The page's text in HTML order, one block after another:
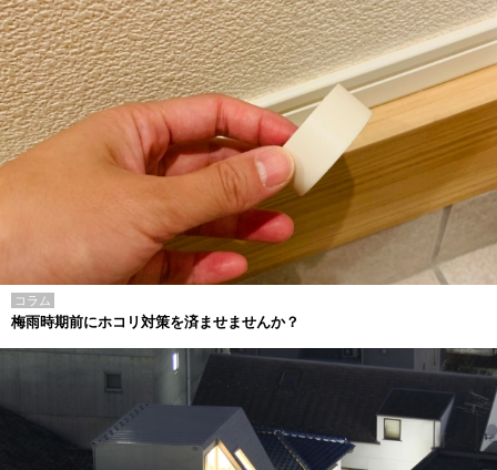
コラム
梅雨時期前にホコリ対策を済ませませんか？